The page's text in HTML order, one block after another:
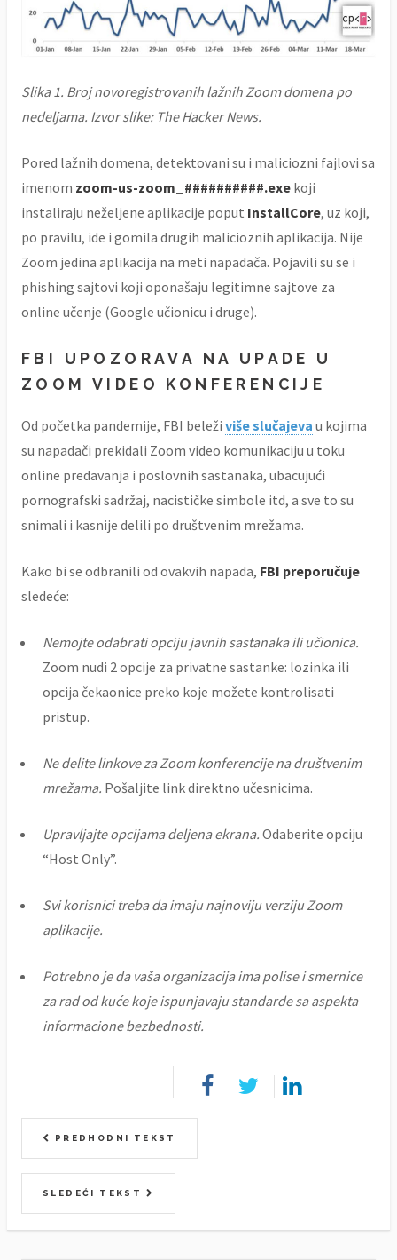
Slika 1. Broj novoregistrovanih lažnih Zoom domena po
nedeljama. Izvor slike: The Hacker News.
Pored lažnih domena, detektovani su i maliciozni fajlovi sa
imenom zoom-us-zoom_##########.exe koji
instaliraju neželjene aplikacije poput InstallCore, uz koji,
po pravilu, ide i gomila drugih malicioznih aplikacija. Nije
Zoom jedina aplikacija na meti napadača. Pojavili su se i
phishing sajtovi koji oponašaju legitimne sajtove za
online učenje (Google učionicu i druge).
FBI UPOZORAVA NA UPADE U
ZOOM VIDEO KONFERENCIJE
Od početka pandemije, FBI beleži više slučajeva u kojima
su napadači prekidali Zoom video komunikaciju u toku
online predavanja i poslovnih sastanaka, ubacujući
pornografski sadržaj, nacističke simbole itd, a sve to su
snimali i kasnije delili po društvenim mrežama.
Kako bi se odbranili od ovakvih napada, FBI preporučuje
sledeće:
Nemojte odabrati opciju javnih sastanaka ili učionica.
Zoom nudi 2 opcije za privatne sastanke: lozinka ili
opcija čekaonice preko koje možete kontrolisati
pristup.
Ne delite linkove za Zoom konferencije na društvenim
mrežama. Pošaljite link direktno učesnicima.
Upravljajte opcijama deljena ekrana. Odaberite opciju
“Host Only”.
Svi korisnici treba da imaju najnoviju verziju Zoom
aplikacije.
Potrebno je da vaša organizacija ima polise i smernice
za rad od kuće koje ispunjavaju standarde sa aspekta
informacione bezbednosti.
PREDHODNI TEKST
SLEDEĆI TEKST